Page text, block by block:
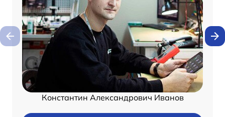
Константин Александрович Иванов